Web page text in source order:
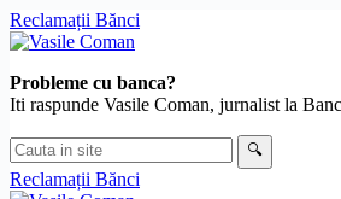
Skip
to
Reclamații Bănci
Probleme cu banca?
Iti raspunde Vasile Coman, jurnalist la
Cauta
in
site
🔍
Reclamații Bănci